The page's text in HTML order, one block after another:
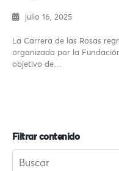
julio 16, 2025
La Carrera de las Rosas
organizada por la
objetivo de…
Filtrar contenido